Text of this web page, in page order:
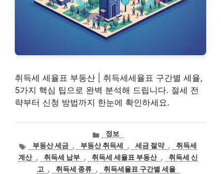
취득세 세율표 부동산 | 취득세세율표 구간별 세율,
5가지 핵심 팁으로 완벽 분석해 드립니다. 절세 전
략부터 신청 방법까지 한눈에 확인하세요.
카
테
고
리
정보
태
그
부동산 세금 , 부동산 취득세 , 세금 절약 ,
취득세
계산 , 취득세 납부 , 취득세 세율표 부동산 ,
취득세 신
고
, 취득세 종류 , 취득세율표 구간별 세율